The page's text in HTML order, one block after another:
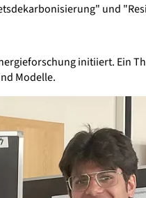
und
initiiert. Ein
Modelle.